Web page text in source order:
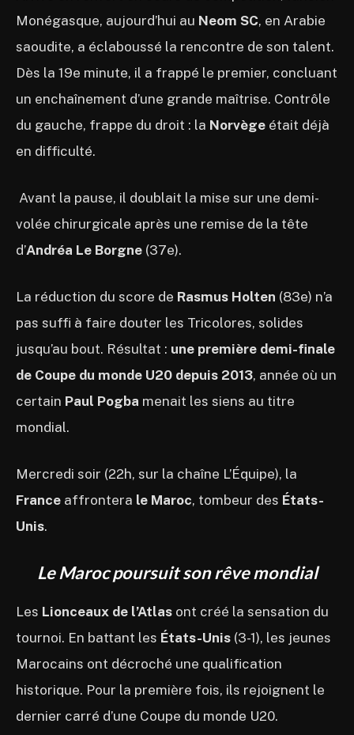
Monégasque, aujourd’hui au Neom SC, en Arabie
saoudite, a éclaboussé la rencontre de son talent.
Dès la 19e minute, il a frappé le premier, concluant
un enchaînement d’une grande maîtrise. Contrôle
du gauche, frappe du droit : la Norvège était déjà
en difficulté.
Avant la pause, il doublait la mise sur une demi-
volée chirurgicale après une remise de la tête
d’Andréa Le Borgne (37e).
La réduction du score de Rasmus Holten (83e) n’a
pas suffi à faire douter les Tricolores, solides
jusqu’au bout. Résultat : une première demi-finale
de Coupe du monde U20 depuis 2013, année où un
certain Paul Pogba menait les siens au titre
mondial.
Mercredi soir (22h, sur la chaîne L’Équipe), la
France affrontera le Maroc, tombeur des États-
Unis.
Le Maroc poursuit son rêve mondial
Les Lionceaux de l’Atlas ont créé la sensation du
tournoi. En battant les États-Unis (3-1), les jeunes
Marocains ont décroché une qualification
historique. Pour la première fois, ils rejoignent le
dernier carré d’une Coupe du monde U20.